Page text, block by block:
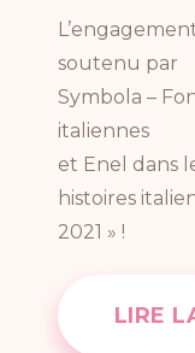
soutenu par
Symbola –
italiennes
et Enel dans
histoires
2021 » !
LIRE